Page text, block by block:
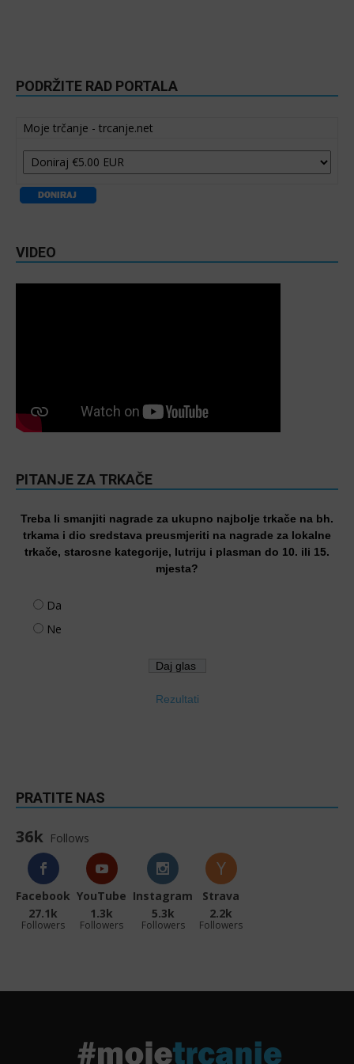
PODRŽITE RAD PORTALA
Moje trčanje - trcanje.net
VIDEO
PITANJE ZA TRKAČE
Treba li smanjiti nagrade za ukupno najbolje trkače na bh.
trkama i dio sredstava preusmjeriti na nagrade za lokalne
trkače, starosne kategorije, lutriju i plasman do 10. ili 15.
mjesta?
Da
Ne
Rezultati
PRATITE NAS
36k Follows
Facebook
27.1k
Followers
YouTube
1.3k
Followers
Instagram
5.3k
Followers
Strava
2.2k
Followers